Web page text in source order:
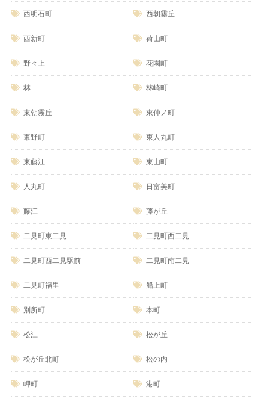
西明石町 西朝霧丘
西新町 荷山町
野々上 花園町
林 林崎町
東朝霧丘 東仲ノ町
東野町 東人丸町
東藤江 東山町
人丸町 日富美町
藤江 藤が丘
二見町東二見 二見町西二見
二見町西二見駅前 二見町南二見
二見町福里 船上町
別所町 本町
松江 松が丘
松が丘北町 松の内
岬町 港町